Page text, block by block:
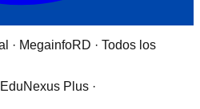
· MegainfoRD · Todos los
Plus ·